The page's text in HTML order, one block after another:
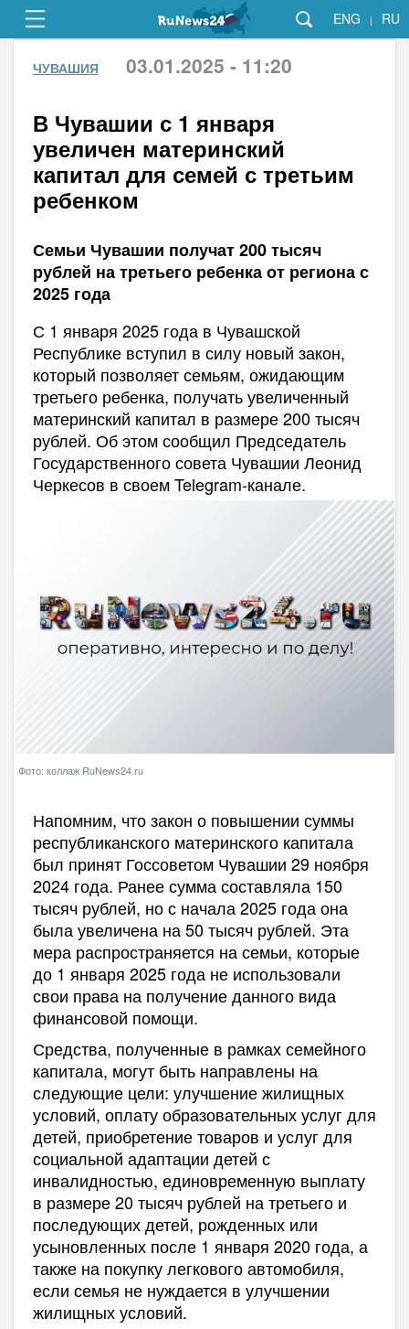
ENG | RU
ЧУВАШИЯ 03.01.2025 - 11:20
В Чувашии с 1 января
увеличен материнский
капитал для семей с третьим
ребенком
Семьи Чувашии получат 200 тысяч
рублей на третьего ребенка от региона с
2025 года
С 1 января 2025 года в Чувашской
Республике вступил в силу новый закон,
который позволяет семьям, ожидающим
третьего ребенка, получать увеличенный
материнский капитал в размере 200 тысяч
рублей. Об этом сообщил Председатель
Государственного совета Чувашии Леонид
Черкесов в своем Telegram-канале.
Фото: коллаж RuNews24.ru
Напомним, что закон о повышении суммы
республиканского материнского капитала
был принят Госсоветом Чувашии 29 ноября
2024 года. Ранее сумма составляла 150
тысяч рублей, но с начала 2025 года она
была увеличена на 50 тысяч рублей. Эта
мера распространяется на семьи, которые
до 1 января 2025 года не использовали
свои права на получение данного вида
финансовой помощи.
Средства, полученные в рамках семейного
капитала, могут быть направлены на
следующие цели: улучшение жилищных
условий, оплату образовательных услуг для
детей, приобретение товаров и услуг для
социальной адаптации детей с
инвалидностью, единовременную выплату
в размере 20 тысяч рублей на третьего и
последующих детей, рожденных или
усыновленных после 1 января 2020 года, а
также на покупку легкового автомобиля,
если семья не нуждается в улучшении
жилищных условий.